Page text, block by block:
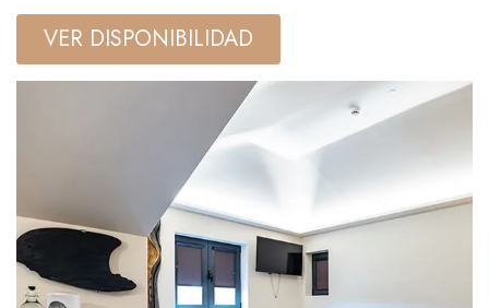
VER DISPONIBILIDAD